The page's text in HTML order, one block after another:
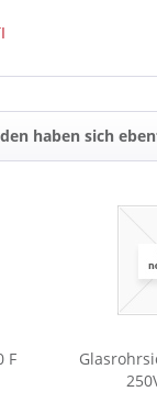
haben sich
F